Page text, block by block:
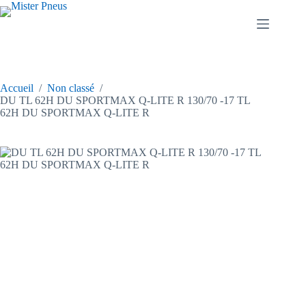
Passer
au
Accueil / Non classé /
DU TL 62H DU SPORTMAX Q-LITE R 130/70 -17 TL
62H DU SPORTMAX Q-LITE R